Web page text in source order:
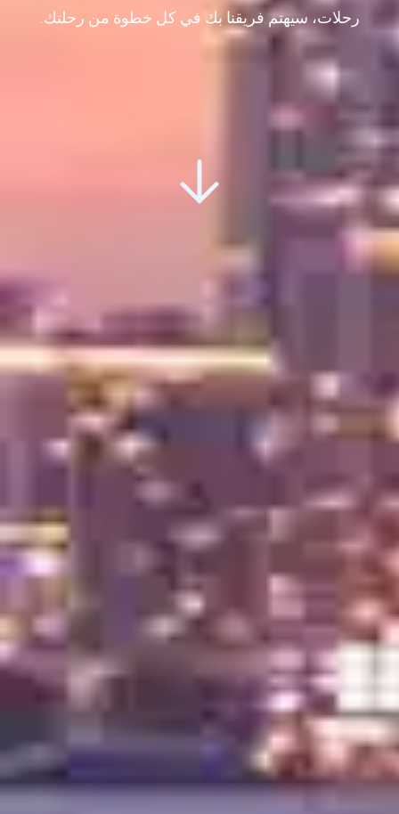
رحلات، سيهتم فريقنا بك في كل خطوة من رحلتك.